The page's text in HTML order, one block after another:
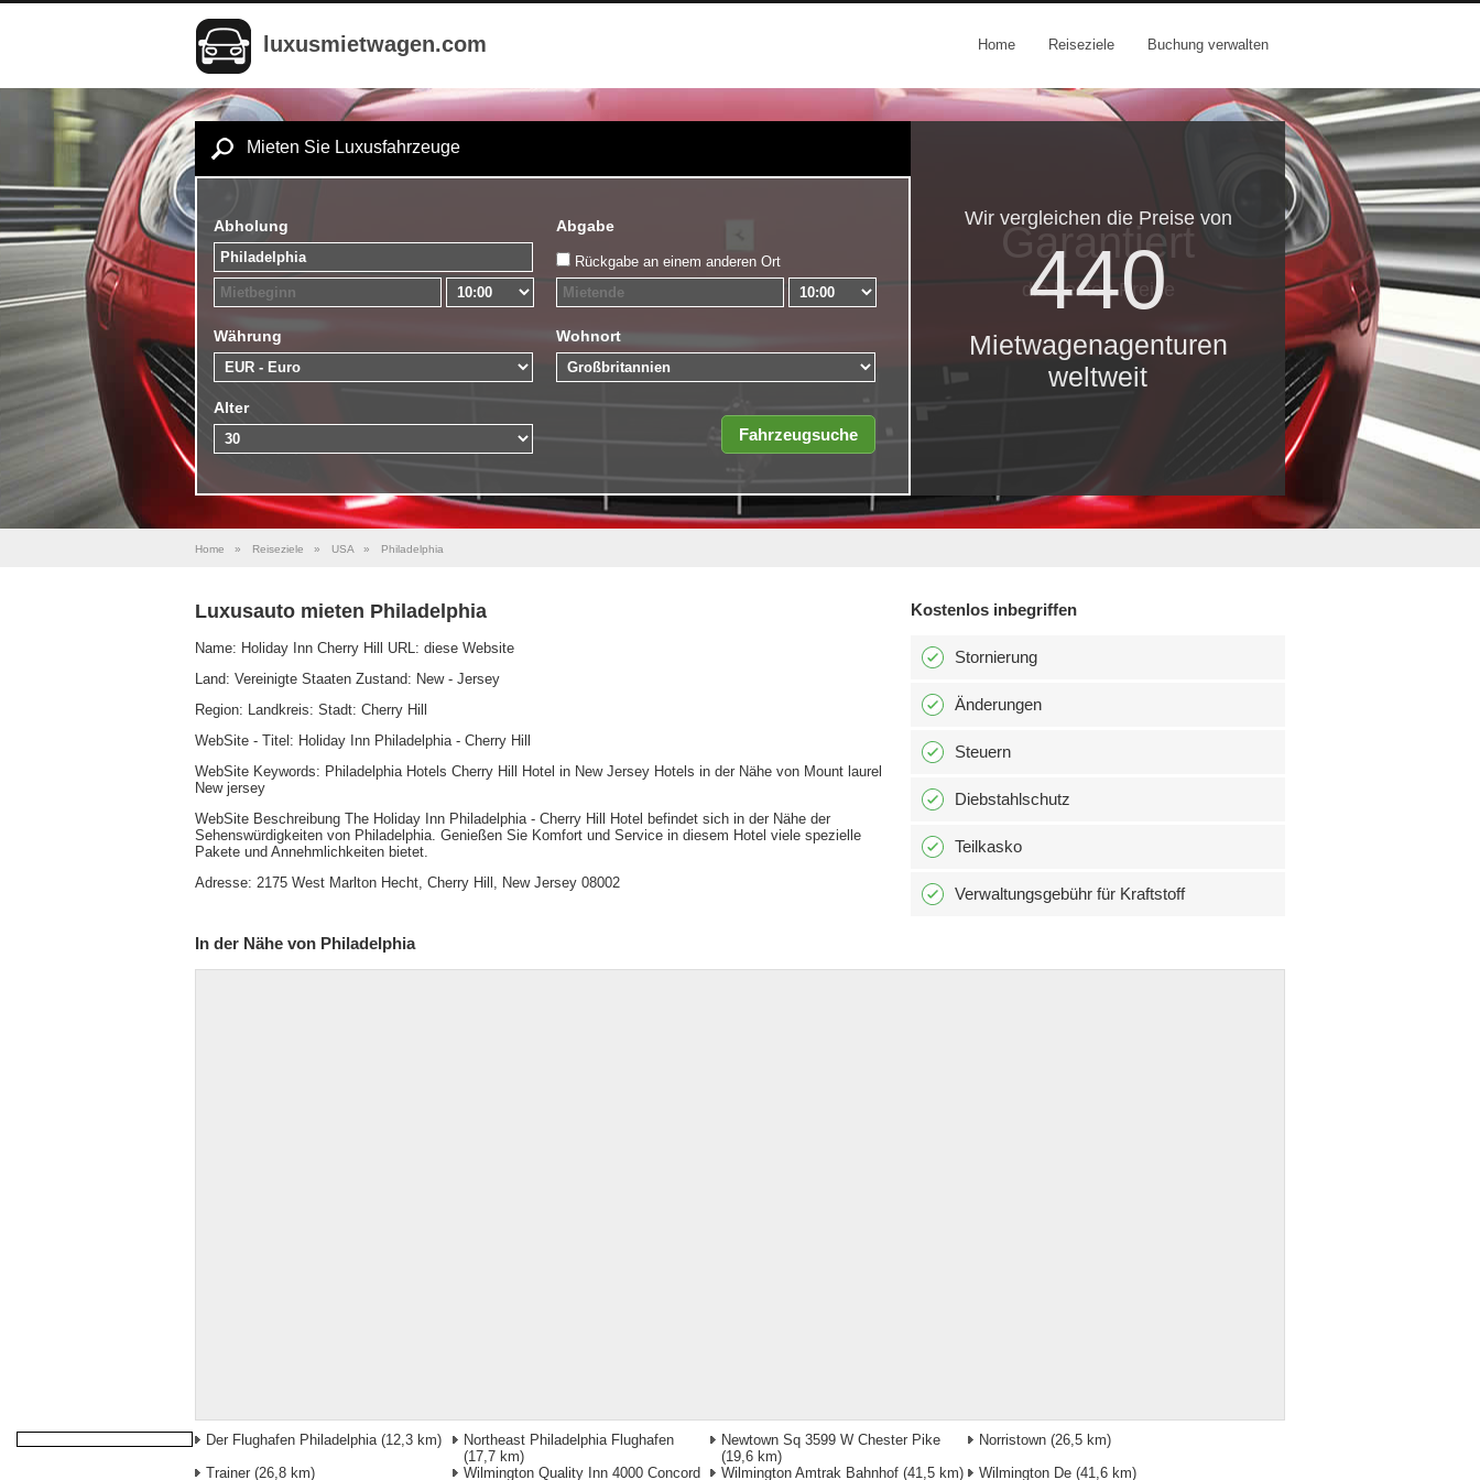
luxusmietwagen.com Home Reiseziele Buchung verwalten
Mieten Sie Luxusfahrzeuge
Abholung Abgabe
Rückgabe an einem anderen Ort
Währung Wohnort
Alter
Wir vergleichen die Preise von
440
Mietwagenagenturen
weltweit
Garantiert
die besten Preise
Home » Reiseziele » USA » Philadelphia
Luxusauto mieten Philadelphia
Name: Holiday Inn Cherry Hill URL: diese Website
Land: Vereinigte Staaten Zustand: New - Jersey
Region: Landkreis: Stadt: Cherry Hill
WebSite - Titel: Holiday Inn Philadelphia - Cherry Hill
WebSite Keywords: Philadelphia Hotels Cherry Hill Hotel in New Jersey Hotels in der Nähe von Mount laurel
New jersey
WebSite Beschreibung The Holiday Inn Philadelphia - Cherry Hill Hotel befindet sich in der Nähe der
Sehenswürdigkeiten von Philadelphia. Genießen Sie Komfort und Service in diesem Hotel viele spezielle
Pakete und Annehmlichkeiten bietet.
Adresse: 2175 West Marlton Hecht, Cherry Hill, New Jersey 08002
Kostenlos inbegriffen
Stornierung
Änderungen
Steuern
Diebstahlschutz
Teilkasko
Verwaltungsgebühr für Kraftstoff
In der Nähe von Philadelphia
Der Flughafen Philadelphia (12,3 km)
Northeast Philadelphia Flughafen
(17,7 km)
Newtown Sq 3599 W Chester Pike
(19,6 km)
Norristown (26,5 km)
Trainer (26,8 km) Wilmington Quality Inn 4000 Concord Wilmington Amtrak Bahnhof (41,5 km) Wilmington De (41,6 km)